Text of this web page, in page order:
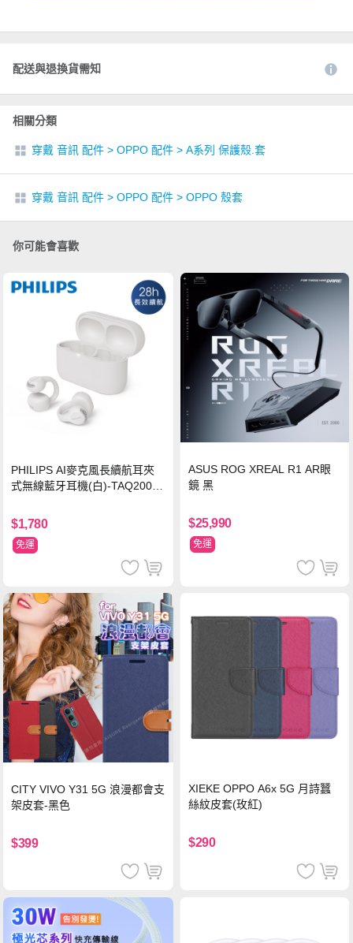
配送與退換貨需知
相關分類
穿戴 音訊 配件 > OPPO 配件 > A系列 保護殼.套
穿戴 音訊 配件 > OPPO 配件 > OPPO 殼套
你可能會喜歡
PHILIPS AI麥克風長續航耳夾
式無線藍牙耳機(白)-TAQ2000
$1,780
免運
ASUS ROG XREAL R1 AR眼
鏡 黑
$25,990
免運
CITY VIVO Y31 5G 浪漫都會支
架皮套-黑色
$399
XIEKE OPPO A6x 5G 月詩蠶
絲紋皮套(玫紅)
$290